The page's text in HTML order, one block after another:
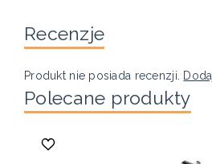
Recenzje
Produkt nie posiada recenzji.
Polecane produkty